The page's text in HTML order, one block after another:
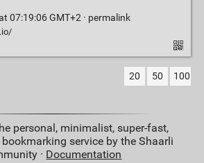
07:19:06 GMT+2 · permalink
20 50 100
personal, minimalist, super-fast,
service by the Shaarli
· Documentation